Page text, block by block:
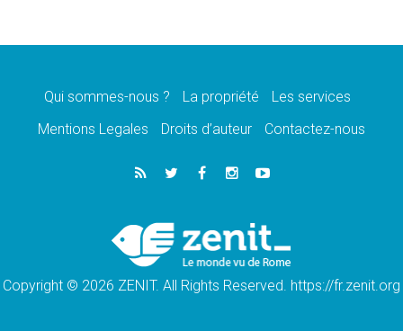
message de paix et de dignité humaine»
«La visite du Pape en Uruguay renforcera
05.08.2026
Le nonce en Ukraine: «Il est inquiétant
Léon XIV au Pérou, une lueur d'espoir pour
un peuple en quête de paix
Qui sommes-nous ? La propriété
Les services
Mentions Legales
Droits d’auteur Contactez-nous
Copyright © 2026 ZENIT. All Rights Reserved. https://fr.zenit.org